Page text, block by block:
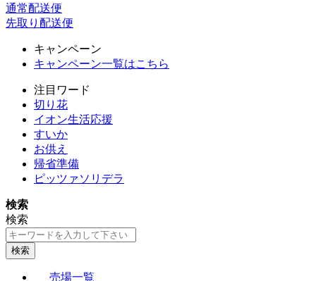
通常配送便
先取り配送便
キャンペーン
キャンペーン一覧はこちら
注目ワード
切り花
イオン生活応援
すいか
お供え
帰省準備
ピッツァソリデラ
検索
検索
検索
売場一覧